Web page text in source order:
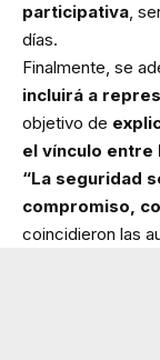
participativa,
días.
Finalmente, se
incluirá a
objetivo de
el vínculo entre
“La seguridad
compromiso,
coincidieron las